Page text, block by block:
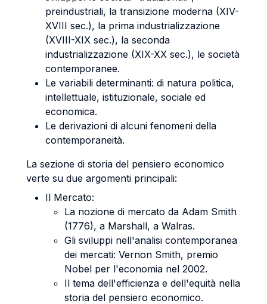
preindustriali, la transizione moderna (XIV-
XVIII sec.), la prima industrializzazione
(XVIII-XIX sec.), la seconda
industrializzazione (XIX-XX sec.), le società
contemporanee.
Le variabili determinanti: di natura politica,
intellettuale, istituzionale, sociale ed
economica.
Le derivazioni di alcuni fenomeni della
contemporaneità.
La sezione di storia del pensiero economico
verte su due argomenti principali:
Il Mercato:
La nozione di mercato da Adam Smith
(1776), a Marshall, a Walras.
Gli sviluppi nell'analisi contemporanea
dei mercati: Vernon Smith, premio
Nobel per l'economia nel 2002.
Il tema dell'efficienza e dell'equità nella
storia del pensiero economico.